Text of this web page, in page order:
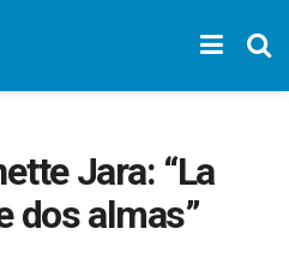
Jara: “La
dos almas”